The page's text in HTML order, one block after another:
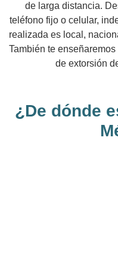
de larga distancia.
teléfono fijo o celular,
realizada es local,
También te
de extorsión
¿De dónde